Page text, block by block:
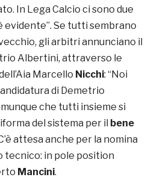
In Lega Calcio ci sono due
evidente”. Se tutti sembrano
gli arbitri annunciano il
Albertini, attraverso le
Marcello Nicchi: “Noi
di Demetrio
che tutti insieme si
del sistema per il bene
attesa anche per la nomina
tecnico: in pole position
Mancini.